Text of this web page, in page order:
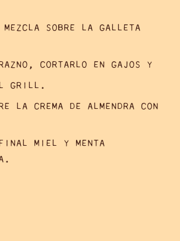
SOBRE LA GALLETA
CORTARLO EN GAJOS Y
GRILL.
LA CREMA DE ALMENDRA CON
MIEL Y MENTA